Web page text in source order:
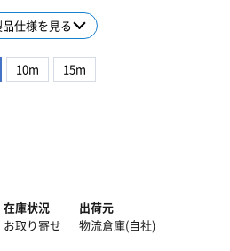
仕様を見る
10m 15m
在庫状況
お取り寄せ
出荷元
物流倉庫(自社)